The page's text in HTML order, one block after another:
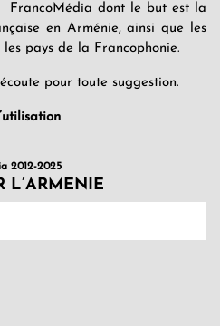
FrancoMédia dont le but est la
en Arménie, ainsi que les
les pays de la Francophonie.
pour toute suggestion.
2012-2025
L’ARMENIE